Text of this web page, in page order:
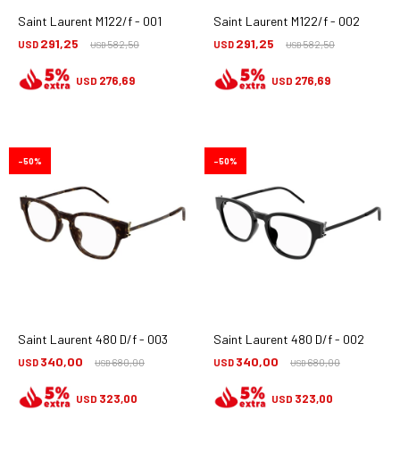
Saint Laurent M122/f - 001
USD 291,25 USD582,50
USD 276,69
Saint Laurent M122/f - 002
USD 291,25 USD582,50
USD 276,69
Saint Laurent 480 D/f - 003
USD 340,00 USD680,00
50
USD 323,00
Saint Laurent 480 D/f - 002
USD 340,00 USD680,00
50
USD 323,00